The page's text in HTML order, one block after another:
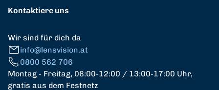
Kontaktiere uns
Wir sind für dich da
info@lensvision.at
0800 562 706
Montag - Freitag, 08:00-12:00 / 13:00-17:00 Uhr,
gratis aus dem Festnetz